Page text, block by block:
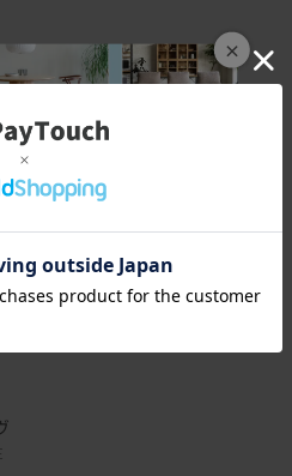
×
材(ウレタン塗装)
ブル 円形